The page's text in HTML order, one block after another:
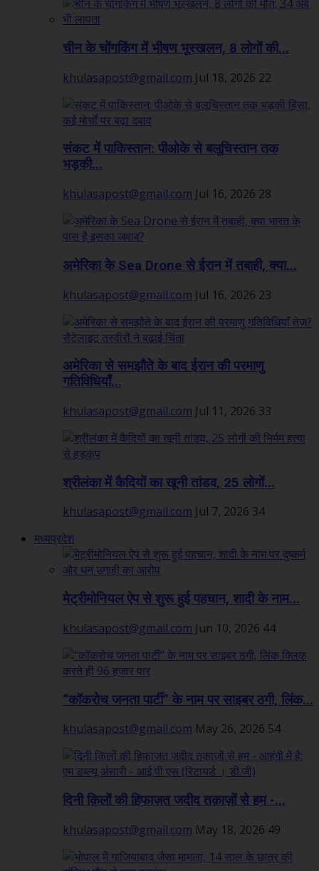
चीन के चोंगकिंग में भीषण भूस्खलन, 8 लोगों की...
khulasapost@gmail.com Jul 18, 2026 22
संकट में पाकिस्तान: पीओके से बलूचिस्तान तक
भड़की...
khulasapost@gmail.com Jul 16, 2026 28
अमेरिका के Sea Drone से ईरान में तबाही, क्या...
khulasapost@gmail.com Jul 16, 2026 23
अमेरिका से समझौते के बाद ईरान की परमाणु
गतिविधियाँ...
khulasapost@gmail.com Jul 11, 2026 33
श्रीलंका में कैदियों का खूनी तांडव, 25 लोगों...
khulasapost@gmail.com Jul 7, 2026 34
मध्यप्रदेश
मेट्रीमोनियल ऐप से शुरू हुई पहचान, शादी के नाम...
khulasapost@gmail.com Jun 10, 2026 44
“कॉकरोच जनता पार्टी” के नाम पर साइबर ठगी, लिंक...
khulasapost@gmail.com May 26, 2026 54
दिनी क़िलों की हिफाज़त जदीद तक़ाज़ों से हम -...
khulasapost@gmail.com May 18, 2026 49